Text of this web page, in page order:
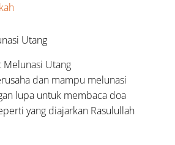
Utang
dan mampu melunasi
lupa untuk membaca doa
yang diajarkan Rasulullah